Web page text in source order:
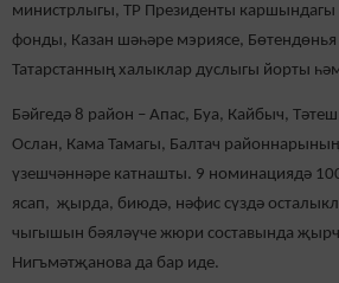
министрлыгы, ТР Президенты каршындагы
фонды, Казан шәһәре мэриясе, Бөтендөнья
Татарстанның халыклар дуслыгы йорты
Бәйгедә 8 район – Апас, Буа, Кайбыч,
Ослан, Кама Тамагы, Балтач районнарының
үзешчәннәре катнашты. 9 номинациядә
ясап, җырда, биюдә, нәфис сүздә
чыгышын бәяләүче жюри составында
Нигъмәтҗанова да бар иде.